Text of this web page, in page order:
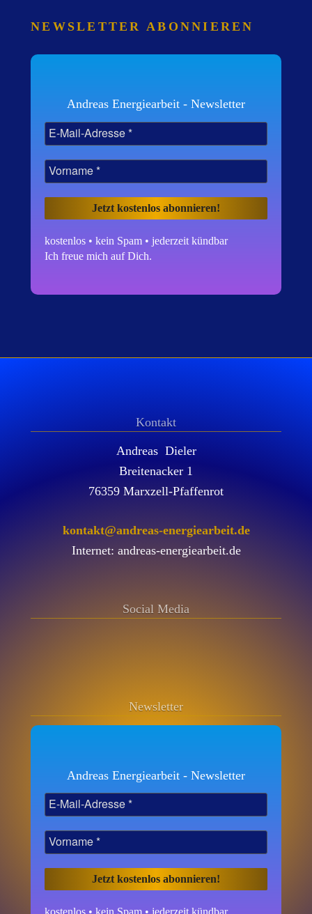
NEWSLETTER ABONNIEREN
Andreas Energiearbeit - Newsletter
kostenlos • kein Spam • jederzeit kündbar
Ich freue mich auf Dich.
Kontakt
Andreas Dieler
Breitenacker 1
76359 Marxzell-Pfaffenrot
kontakt@andreas-energiearbeit.de
Internet: andreas-energiearbeit.de
Social Media
Newsletter
Andreas Energiearbeit - Newsletter